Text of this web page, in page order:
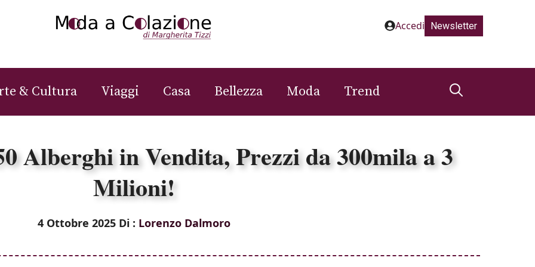
Accedi Newsletter
& Cultura Viaggi Casa Bellezza Moda Trend
Alberghi in Vendita, Prezzi da 300mila a 3
Milioni!
4 Ottobre 2025 Di : Lorenzo Dalmoro